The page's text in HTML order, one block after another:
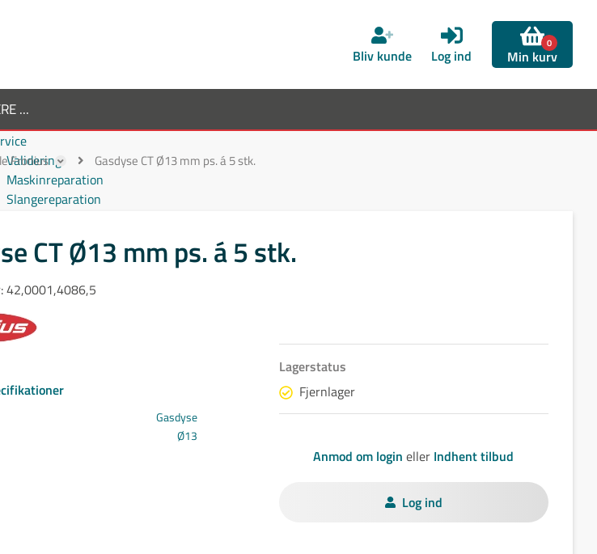
Bliv kunde Log ind
0
Min kurv
...
Validering
Maskinreparation
Slangereparation
Virksomheden
Supplier
Job hos TornboSvejs
Kvalitetspolitik
ESG politik
Kom i mål med dit projekt
Fronius Gasdyse CT Ø13 mm ps. á 5 stk.
CT Ø13 mm ps. á 5 stk.
42,0001,4086,5
Gasdyse
Ø13
Lagerstatus
Fjernlager
Anmod om login eller Indhent tilbud
Log ind